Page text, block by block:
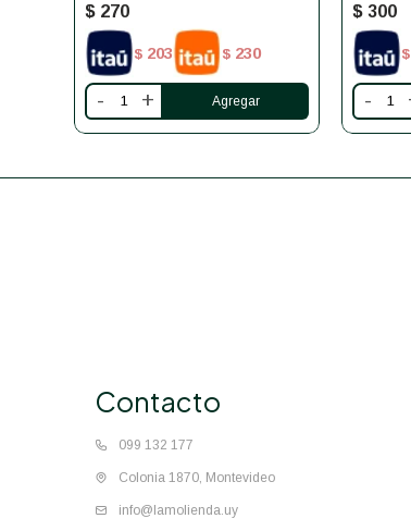
$ 270
$ 203 $ 230
- +
$ 300
$
-
Contacto
099 132 177
Colonia 1870, Montevideo
info@lamolienda.uy